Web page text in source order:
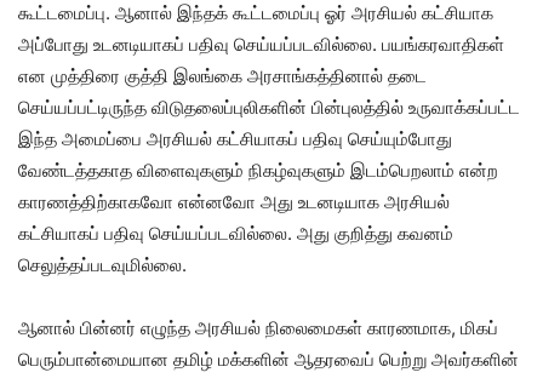
கூட்டமைப்பு. ஆனால் இந்தக் கூட்டமைப்பு ஓர் அரசியல் கட்சியாக
அப்போது உடனடியாகப் பதிவு செய்யப்படவில்லை. பயங்கரவாதிகள்
என முத்திரை குத்தி இலங்கை அரசாங்கத்தினால் தடை
செய்யப்பட்டிருந்த விடுதலைப்புலிகளின் பின்புலத்தில் உருவாக்கப்பட்ட
இந்த அமைப்பை அரசியல் கட்சியாகப் பதிவு செய்யும்போது
வேண்டத்தகாத விளைவுகளும் நிகழ்வுகளும் இடம்பெறலாம் என்ற
காரணத்திற்காகவோ என்னவோ அது உடனடியாக அரசியல்
கட்சியாகப் பதிவு செய்யப்படவில்லை. அது குறித்து கவனம்
செலுத்தப்படவுமில்லை.
ஆனால் பின்னர் எழுந்த அரசியல் நிலைமைகள் காரணமாக, மிகப்
பெரும்பான்மையான தமிழ் மக்களின் ஆதரவைப் பெற்று அவர்களின்